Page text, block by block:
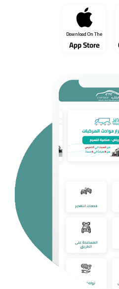
Download On The
App Store